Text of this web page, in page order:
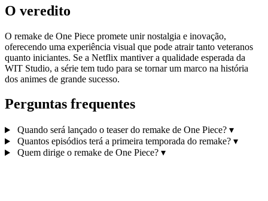
O veredito
O remake de One Piece promete unir nostalgia e inovação,
oferecendo uma experiência visual que pode atrair tanto veteranos
quanto iniciantes. Se a Netflix mantiver a qualidade esperada da
WIT Studio, a série tem tudo para se tornar um marco na história
dos animes de grande sucesso.
Perguntas frequentes
Quando será lançado o teaser do remake de One Piece? ▾
Quantos episódios terá a primeira temporada do remake? ▾
Quem dirige o remake de One Piece? ▾